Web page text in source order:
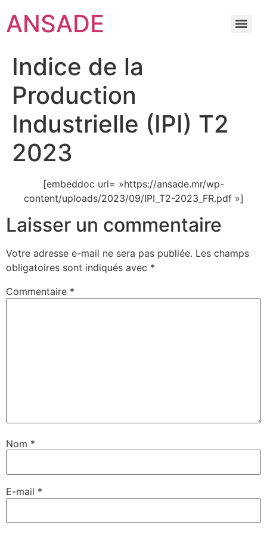
ANSADE
Indice de la
Production
Industrielle (IPI) T2
2023
[embeddoc url= »https://ansade.mr/wp-
content/uploads/2023/09/IPI_T2-2023_FR.pdf »]
Laisser un commentaire
Votre adresse e-mail ne sera pas publiée. Les champs
obligatoires sont indiqués avec *
Commentaire *
Nom *
E-mail *